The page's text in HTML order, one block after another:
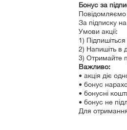
Бонус за
Повідомляємо
За підписку
Умови акції:
1)
2) Напишіть в
3) Отримайте
Важливо:
• акція діє
• бонус
• бонусні
• бонус не
Для отримання